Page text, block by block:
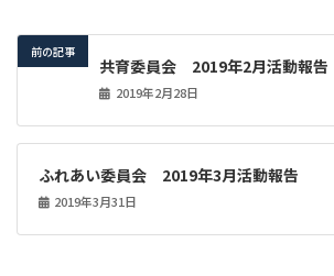
前の記事
共育委員会 2019年2月活動報告
2019年2月28日
ふれあい委員会 2019年3月活動報告
2019年3月31日